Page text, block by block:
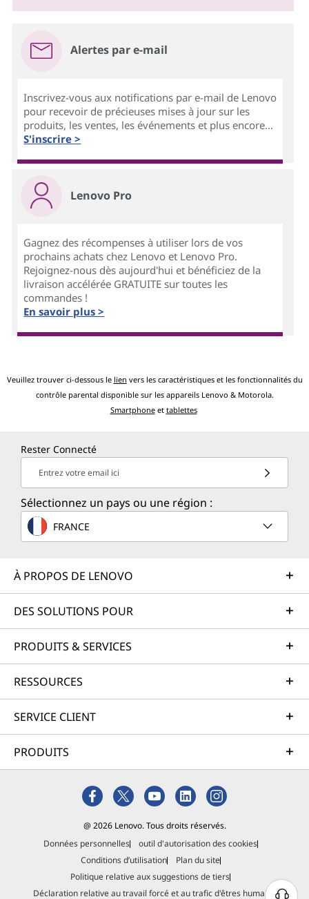
Alertes par e-mail
Inscrivez-vous aux notifications par e-mail de Lenovo
pour recevoir de précieuses mises à jour sur les
produits, les ventes, les événements et plus encore...
S'inscrire >
Lenovo Pro
Gagnez des récompenses à utiliser lors de vos
prochains achats chez Lenovo et Lenovo Pro.
Rejoignez-nous dès aujourd'hui et bénéficiez de la
livraison accélérée GRATUITE sur toutes les
commandes !
En savoir plus >
Veuillez trouver ci-dessous le lien vers les caractéristiques et les fonctionnalités du
contrôle parental disponible sur les appareils Lenovo & Motorola.
Smartphoneet tablettes
Rester Connecté
Entrez votre email ici
Sélectionnez un pays ou une région :
FRANCE
À PROPOS DE LENOVO
DES SOLUTIONS POUR
PRODUITS & SERVICES
RESSOURCES
SERVICE CLIENT
PRODUITS
@ 2026 Lenovo. Tous droits réservés.
Données personnelles
outil d'autorisation des cookies
Conditions d’utilisation
Plan du site
Politique relative aux suggestions de tiers
Déclaration relative au travail forcé et au trafic d'êtres humains